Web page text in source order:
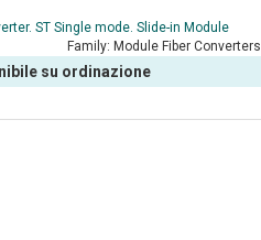
ST Single mode. Slide-in Module
Family: Module Fiber Converters
su ordinazione